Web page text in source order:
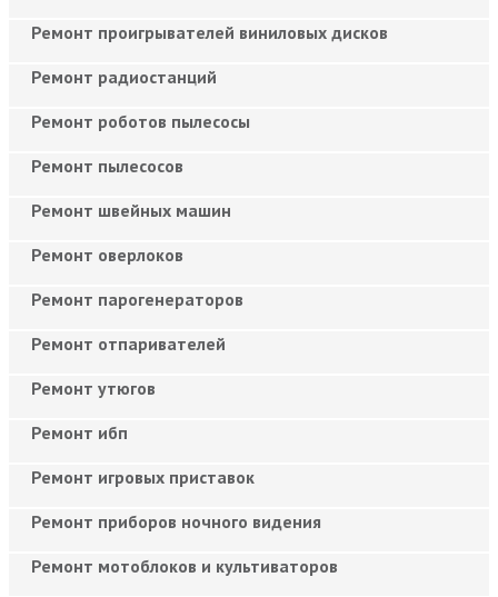
Ремонт проигрывателей виниловых дисков
Ремонт радиостанций
Ремонт роботов пылесосы
Ремонт пылесосов
Ремонт швейных машин
Ремонт оверлоков
Ремонт парогенераторов
Ремонт отпаривателей
Ремонт утюгов
Ремонт ибп
Ремонт игровых приставок
Ремонт приборов ночного видения
Ремонт мотоблоков и культиваторов